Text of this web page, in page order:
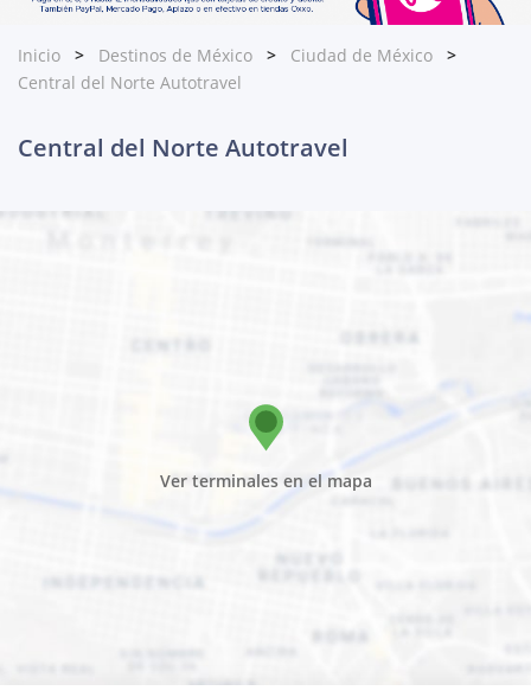
Inicio Destinos de México
Ciudad de México
Central del Norte Autotravel
Central del Norte Autotravel
Ver terminales en el mapa